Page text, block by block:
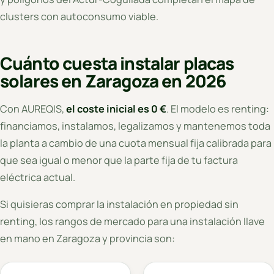
clusters con autoconsumo viable.
Cuánto cuesta instalar placas
solares en Zaragoza en 2026
Con AUREQIS,el coste inicial es 0 €. El modelo es renting:
financiamos, instalamos, legalizamos y mantenemos toda
la planta a cambio de una cuota mensual fija calibrada para
que sea igual o menor que la parte fija de tu factura
eléctrica actual.
Si quisieras comprar la instalación en propiedad sin
renting, los rangos de mercado para una instalación llave
en mano en Zaragoza y provincia son: